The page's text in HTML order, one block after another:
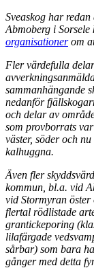
Sveaskog har
Abmoberg i Sorsele
organisationerom
Fler värdefulla
sammanhängande
nedanför
och delar av
som provborrats
väster, söder och
kalhuggna.
Även fler
kommun, bl.a. vid
vid Stormyran
flertal rödlistade
grantickeporing
lilafärgade
sårbar) som bara
gånger med detta